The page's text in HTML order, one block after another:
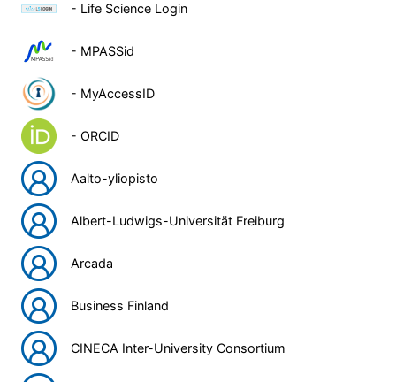
- Life Science Login
- MPASSid
- MyAccessID
- ORCID
Aalto-yliopisto
Albert-Ludwigs-Universität Freiburg
Arcada
Business Finland
CINECA Inter-University Consortium